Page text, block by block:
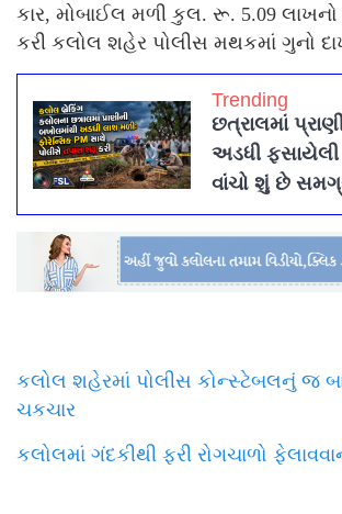
કાર, મોબાઈલ મળી કુલ. રૂ. 5.09 લાખનો
કરી કલોલ શહેર પોલીસ મથકમાં ગુનો
Trending
છત્રાલમાં
અડધી ફસાયેલી
વાંચો શું છે
કલોલ શહેરમાં પોલીસ કોન્સ્ટેબલનું જ
ચકચાર
કલોલમાં ગંદકીથી ફરી રોગચાળો